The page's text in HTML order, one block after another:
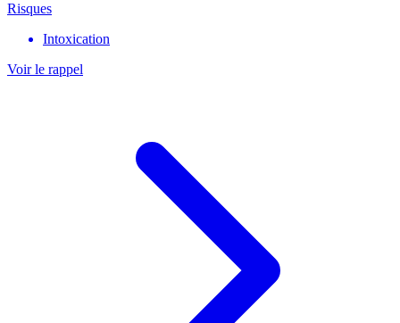
Risques
Intoxication
Voir le rappel